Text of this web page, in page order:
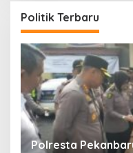
Politik Terbaru
Polresta